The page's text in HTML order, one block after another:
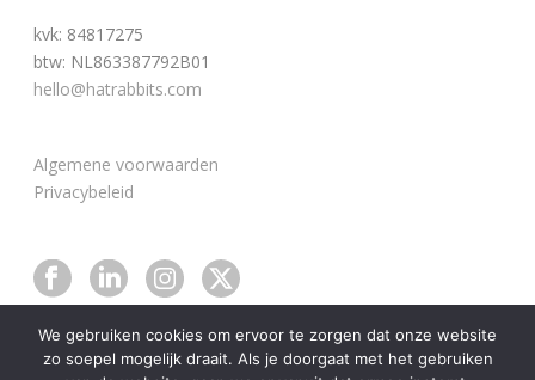
kvk: 84817275
btw: NL863387792B01
hello@hatrabbits.com
Algemene voorwaarden
Privacybeleid
We gebruiken cookies om ervoor te zorgen dat onze website
zo soepel mogelijk draait. Als je doorgaat met het gebruiken